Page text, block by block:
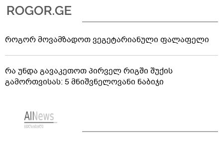
როგორ მოვამზადოთ ვეგეტარიანული ფალაფელი
რა უნდა გავაკეთოთ პირველ რიგში შუქის
გამორთვისას: 5 მნიშვნელოვანი ნაბიჯი